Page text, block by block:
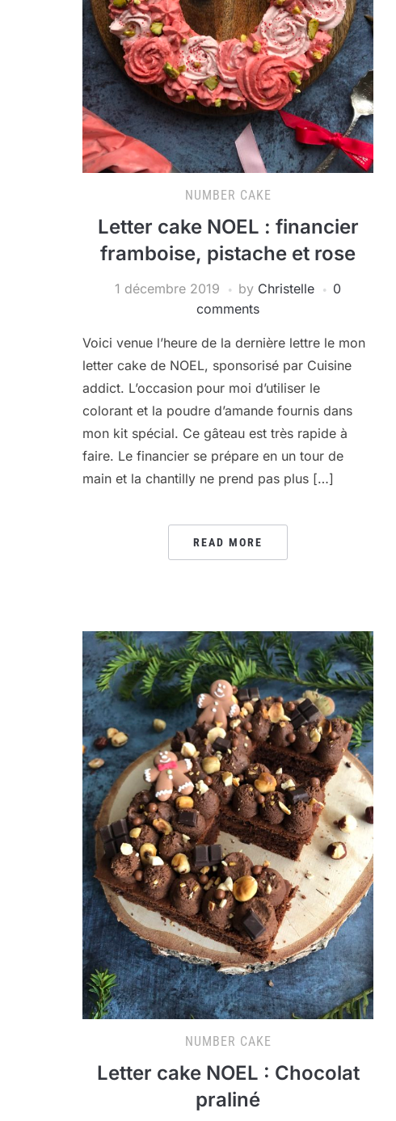
NUMBER CAKE
Letter cake NOEL : financier
framboise, pistache et rose
1 décembre 2019 by Christelle
0
comments
Voici venue l’heure de la dernière lettre le mon
letter cake de NOEL, sponsorisé par Cuisine
addict. L’occasion pour moi d’utiliser le
colorant et la poudre d’amande fournis dans
mon kit spécial. Ce gâteau est très rapide à
faire. Le financier se prépare en un tour de
main et la chantilly ne prend pas plus […]
READ MORE
NUMBER CAKE
Letter cake NOEL : Chocolat
praliné